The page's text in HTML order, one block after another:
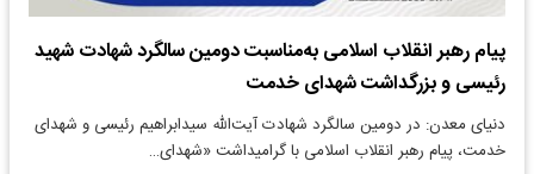
پیام رهبر انقلاب اسلامی به‌مناسبت دومین سالگرد شهادت شهید
رئیسی و بزرگداشت شهدای خدمت
دنیای معدن: در دومین سالگرد شهادت آیت‌الله سیدابراهیم رئیسی و شهدای
خدمت، پیام رهبر انقلاب اسلامی با گرامیداشت «شهدای…